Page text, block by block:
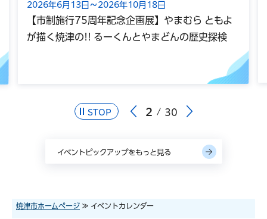
STOP 2 30
2026年6月13日～2026年10月18日
【市制施行75周年記念企画展】やまむら ともよ
が描く焼津の!! るーくんとやまどんの歴史探検
イベントピックアップをもっと見る
焼津市ホームページ ≫ イベントカレンダー